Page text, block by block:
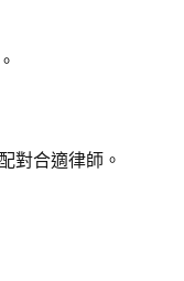
對合適律師。